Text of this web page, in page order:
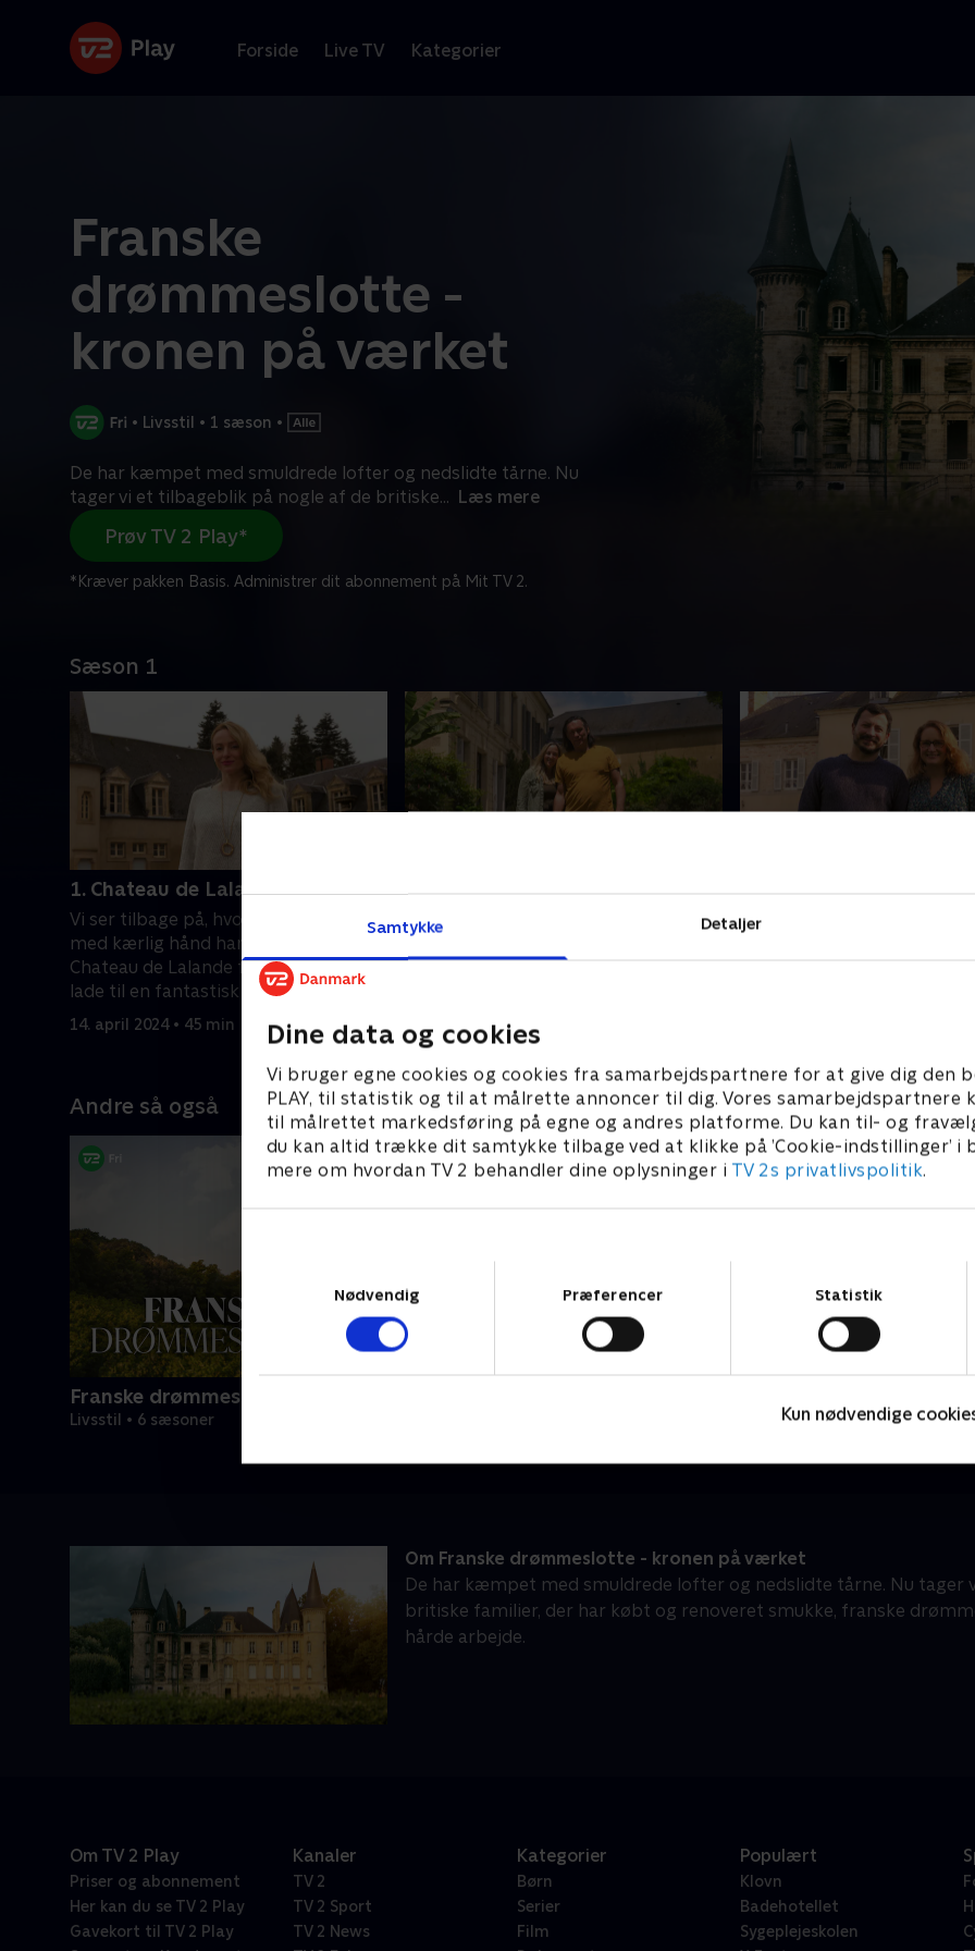
Samtykke Detaljer
Dine data og cookies
Vi bruger egne cookies og cookies fra samarbejdspartnere for at give dig den
PLAY, til statistik og til at målrette annoncer til dig. Vores samarbejdspartnere
til målrettet markedsføring på egne og andres platforme. Du kan til- og
du kan altid trække dit samtykke tilbage ved at klikke på ’Cookie-indstillinger’ i
mere om hvordan TV 2 behandler dine oplysninger i TV 2s privatlivspolitik.
Nødvendig
Præferencer Statistik
Kun nødvendige
Forside Live TV Kategorier
Franske
drømmeslotte -
kronen på værket
• Livsstil • 1 sæson •
De har kæmpet med smuldrede lofter og nedslidte tårne. Nu
tager vi et tilbageblik på nogle af de britiske... Læs mere
Prøv TV 2 Play*
*Kræver pakken Basis. Administrer dit abonnement på Mit TV 2.
Sæson 1
1. Chateau de Lalande
Vi ser tilbage på, hvordan Stephanie
med kærlig hånd har forvandlet
Chateau de Lalande fra en nedslidt
lade til en fantastisk lejlighed.
14. april 2024 • 45 min
2. Château La Grande Maison
Se, hvordan Ben og Billie med stor
Grande Maison og fået deres
21. april 2024 • 45 min
Vi besøger Tim og Rebecca
Andre så også
Franske drømmeslotte
Livsstil • 6 sæsoner
Om Franske drømmeslotte - kronen på værket
De har kæmpet med smuldrede lofter og nedslidte tårne. Nu tager
britiske familier, der har købt og renoveret smukke, franske
hårde arbejde.
Om TV 2 Play
Priser og abonnement
Her kan du se TV 2 Play
Gavekort til TV 2 Play
Kanaler
TV 2
TV 2 Sport
TV 2 News
Kategorier
Børn
Serier
Film
Populært
Klovn
Badehotellet
Sygeplejeskolen